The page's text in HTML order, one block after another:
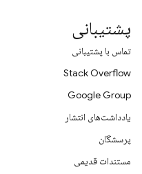
پشتیبانی
تماس با پشتیبانی
Stack Overflow
Google Group
یادداشت‌های انتشار
پرسشگان
مستندات قدیمی